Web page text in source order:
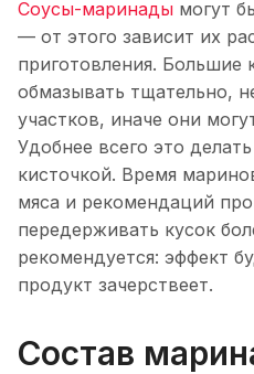
Соусы-маринады могут
— от этого зависит их
приготовления. Большие
обмазывать тщательно,
участков, иначе они
Удобнее всего это
кисточкой. Время
мяса и рекомендаций
передерживать кусок
рекомендуется: эффект
продукт зачерствеет.
Состав